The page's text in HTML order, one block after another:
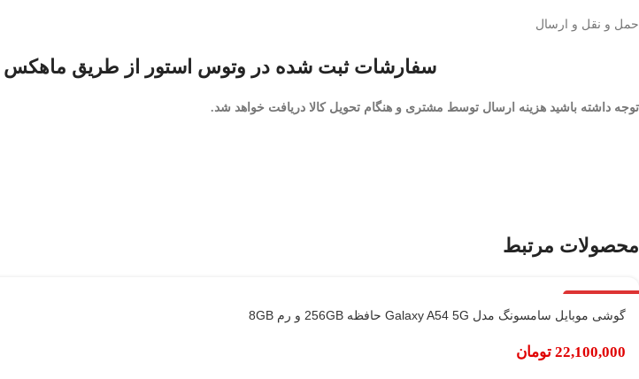
حمل و نقل و ارسال
سفارشات ثبت شده در وتوس استور از طریق ماهکس
توجه داشته باشید هزینه ارسال توسط مشتری و هنگام تحویل کالا دریافت خواهد شد.
محصولات مرتبط
گوشی موبایل سامسونگ مدل Galaxy A54 5G حافظه 256GB و رم 8GB
22,100,000 تومان